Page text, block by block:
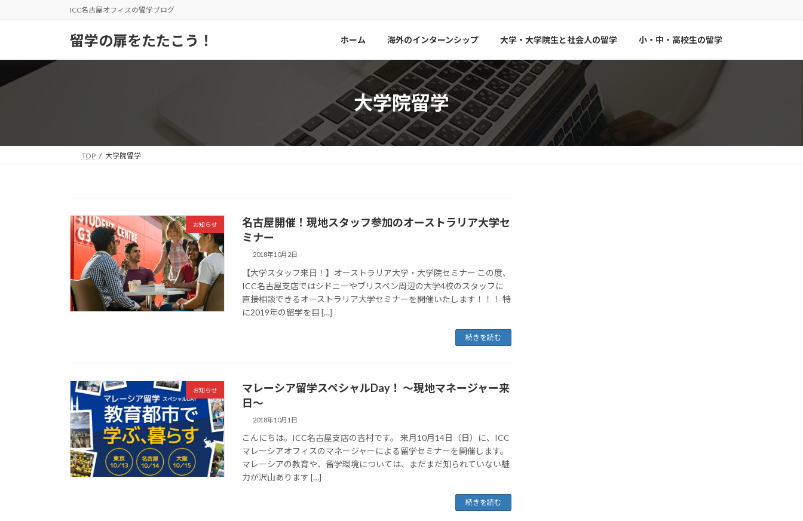
ICC名古屋オフィスの留学ブログ
留学の扉をたたこう！ ホーム 海外のインターンシップ 大学・大学院生と社会人の留学 小・中・高校生の留学
大学院留学
TOP 大学院留学
お知らせ
名古屋開催！現地スタッフ参加のオーストラリア大学セ
ミナー
2018年10月2日
【大学スタッフ来日！】オーストラリア大学・大学院セミナー この度、
ICC名古屋支店ではシドニーやブリスベン周辺の大学4校のスタッフに
直接相談できるオーストラリア大学セミナーを開催いたします！！！ 特
に2019年の留学を目 […]
続きを読む
お知らせ
マレーシア留学スペシャルDay！ 〜現地マネージャー来
日〜
2018年10月1日
こんにちは。ICC名古屋支店の吉村です。 来月10月14日（日）に、ICC
マレーシアオフィスのマネージャーによる留学セミナーを開催します。
マレーシアの教育や、留学環境については、まだまだ知られていない魅
力が沢山あります […]
続きを読む